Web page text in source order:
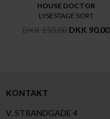
HOUSE DOCTOR
LYSESTAGE SORT
DKK 150,00 DKK 90,00
KONTAKT
V. STRANDGADE 4